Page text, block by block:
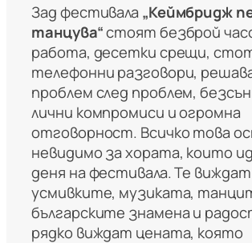
Зад фестивала „Кеймбридж
танцува“стоят безброй
работа, десетки срещи,
телефонни разговори,
проблем след проблем,
лични компромиси и огромна
отговорност. Всичко това
невидимо за хората, които
деня на фестивала. Те виждат
усмивките, музиката,
българските знамена и
рядко виждат цената, която